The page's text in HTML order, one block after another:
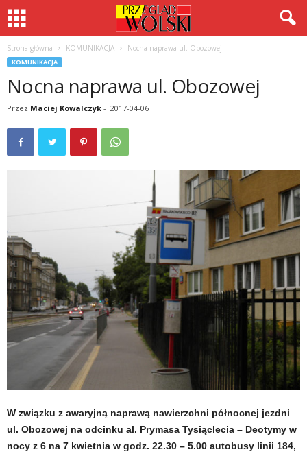
Strona główna KOMUNIKACJA Nocna naprawa ul. Obozowej
KOMUNIKACJA
Nocna naprawa ul. Obozowej
Przez Maciej Kowalczyk - 2017-04-06
W związku z awaryjną naprawą nawierzchni północnej jezdni
ul. Obozowej na odcinku al. Prymasa Tysiąclecia – Deotymy w
nocy z 6 na 7 kwietnia w godz. 22.30 – 5.00 autobusy linii 184,